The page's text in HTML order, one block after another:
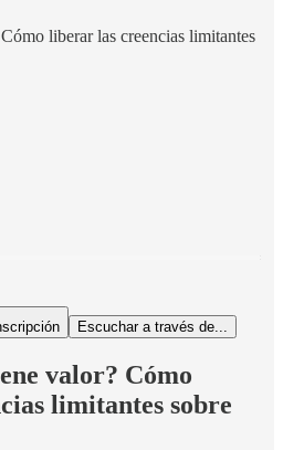
liberar las creencias limitantes
Escuchar a través de...
valor? Cómo
limitantes sobre